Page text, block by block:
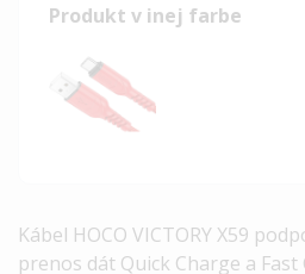
Produkt v inej farbe
Kábel HOCO VICTORY X59
prenos dát Quick Charge a